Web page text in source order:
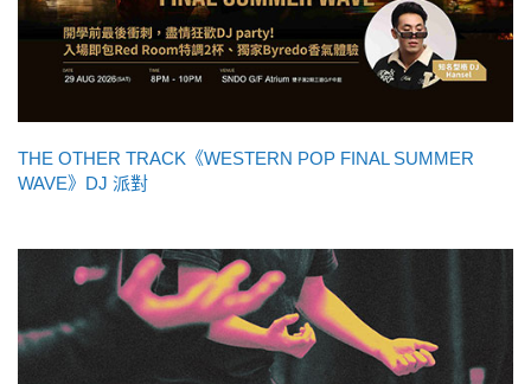
THE OTHER TRACK《WESTERN POP FINAL SUMMER
WAVE》DJ 派對